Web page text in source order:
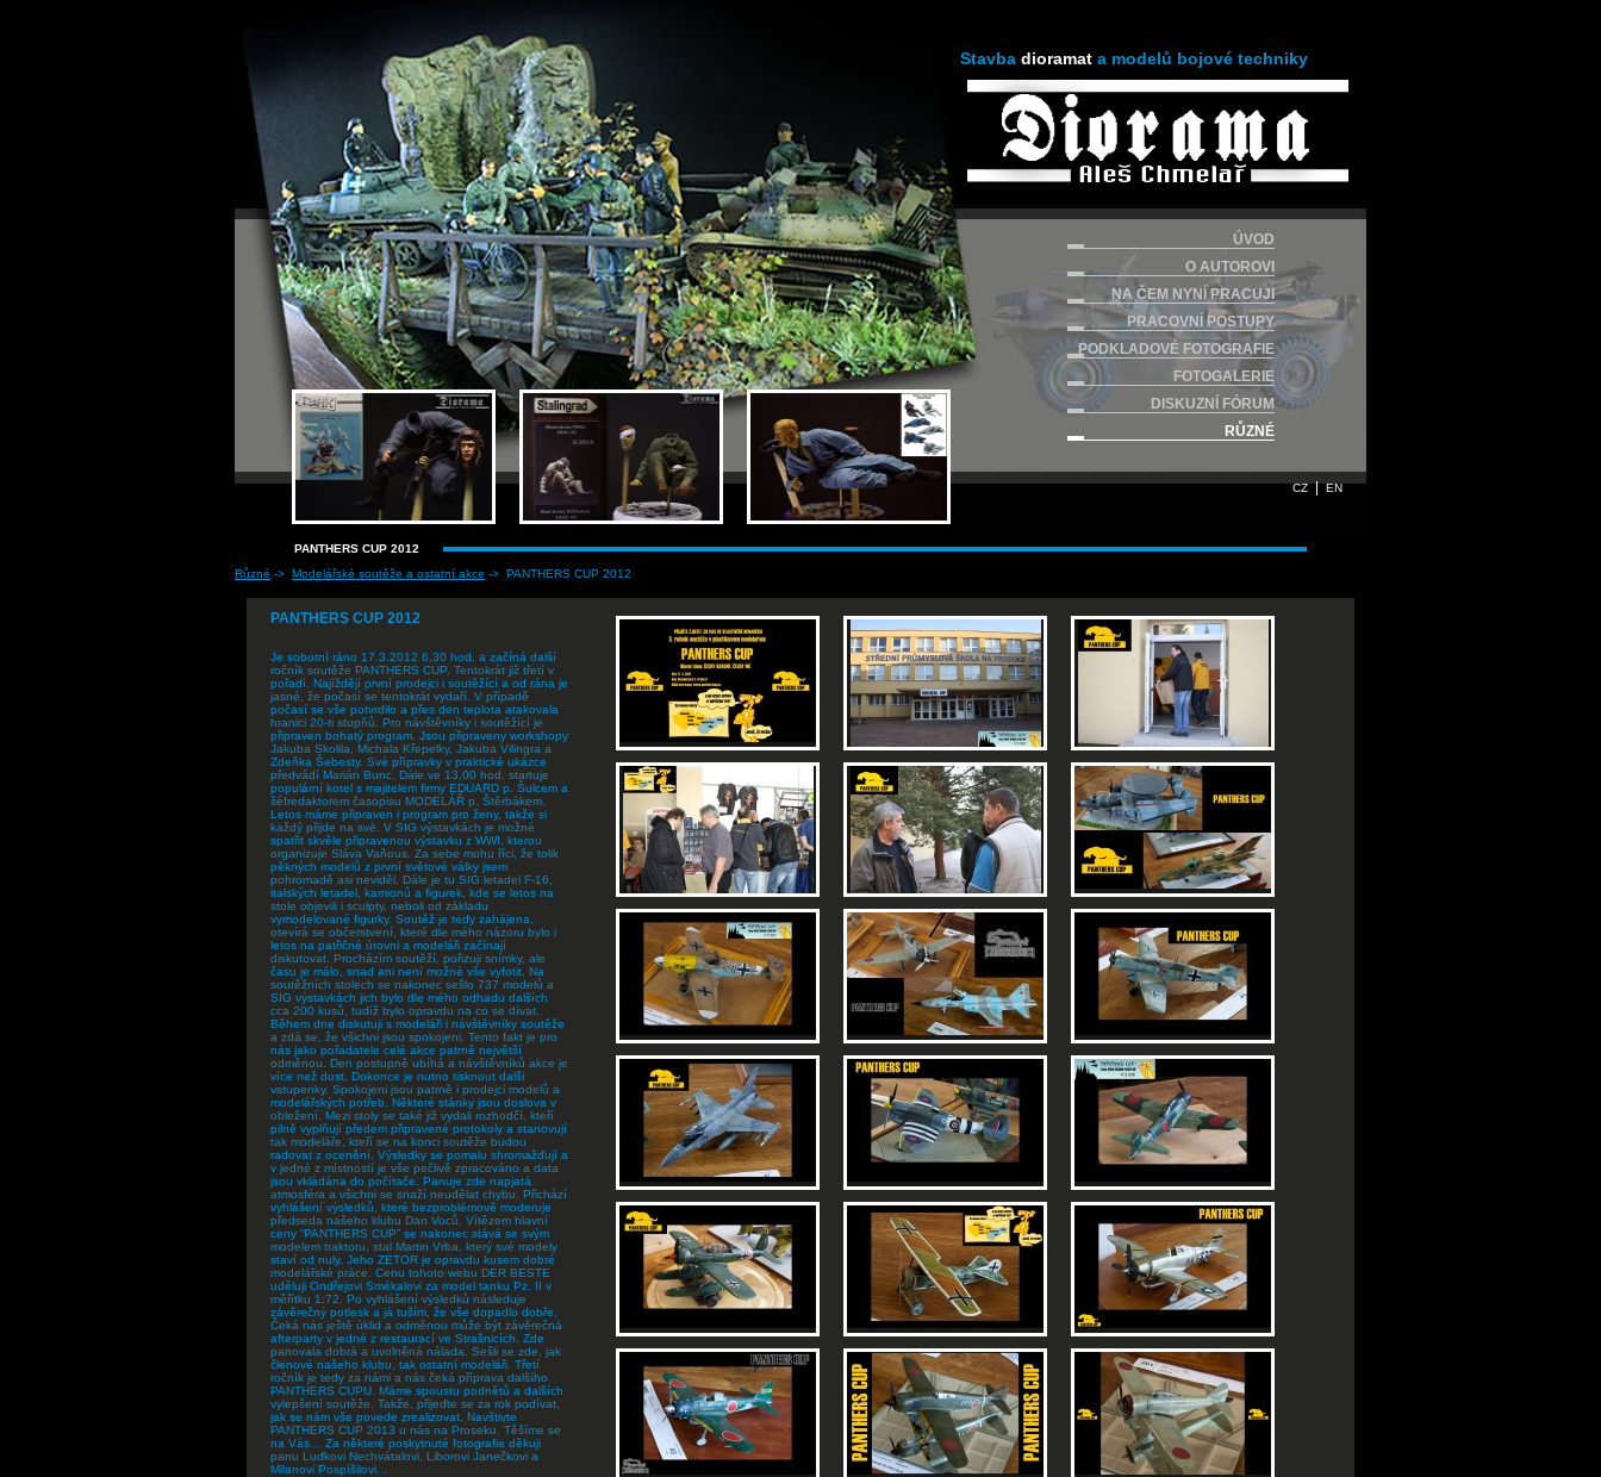
Stavba dioramat a modelů bojové techniky
ÚVOD
O AUTOROVI
NA ČEM NYNÍ PRACUJI
PRACOVNÍ POSTUPY
PODKLADOVÉ FOTOGRAFIE
FOTOGALERIE
DISKUZNÍ FÓRUM
RŮZNÉ
CZ|EN
PANTHERS CUP 2012
Různé -> Modelářské soutěže a ostatní akce -> PANTHERS CUP 2012
PANTHERS CUP 2012
Je sobotní ráno 17.3.2012 6,30 hod. a začíná další
ročník soutěže PANTHERS CUP. Tentokrát již třetí v
pořadí. Najíždějí první prodejci i soutěžící a od rána je
jasné, že počasí se tentokrát vydaří. V případě
počasí se vše potvrdilo a přes den teplota atakovala
hranici 20-ti stupňů. Pro návštěvníky i soutěžící je
připraven bohatý program. Jsou připraveny workshopy
Jakuba Skolila, Michala Křepelky, Jakuba Vilingra a
Zdeňka Šebesty. Své přípravky v praktické ukázce
předvádí Marián Bunc. Dále ve 13,00 hod. startuje
populární kotel s majitelem firmy EDUARD p. Šulcem a
šéfredaktorem časopisu MODELÁŘ p. Štěrbákem.
Letos máme připraven i program pro ženy, takže si
každý přijde na své. V SIG výstavkách je možné
spatřit skvěle připravenou výstavku z WWI, kterou
organizuje Sláva Vaňous. Za sebe mohu říci, že tolik
pěkných modelů z první světové války jsem
pohromadě asi neviděl. Dále je tu SIG letadel F-16,
italských letadel, kamionů a figurek, kde se letos na
stole objevili i sculpty, neboli od základu
vymodelované figurky. Soutěž je tedy zahájena,
otevírá se občerstvení, které dle mého názoru bylo i
letos na patřičné úrovni a modeláři začínají
diskutovat. Procházím soutěží, pořizuji snímky, ale
času je málo, snad ani není možné vše vyfotit. Na
soutěžních stolech se nakonec sešlo 737 modelů a
SIG výstavkách jich bylo dle mého odhadu dalších
cca 200 kusů, tudíž bylo opravdu na co se dívat.
Během dne diskutuji s modeláři i návštěvníky soutěže
a zdá se, že všichni jsou spokojeni. Tento fakt je pro
nás jako pořadatele celé akce patrně největší
odměnou. Den postupně ubíhá a návštěvníků akce je
více než dost. Dokonce je nutno tisknout další
vstupenky. Spokojeni jsou patrně i prodejci modelů a
modelářských potřeb. Některé stánky jsou doslova v
obležení. Mezi stoly se také již vydali rozhodčí, kteří
pilně vyplňují předem připravené protokoly a stanovují
tak modeláře, kteří se na konci soutěže budou
radovat z ocenění. Výsledky se pomalu shromažďují a
v jedné z místností je vše pečlivě zpracováno a data
jsou vkládána do počítače. Panuje zde napjatá
atmosféra a všichni se snaží neudělat chybu. Přichází
vyhlášení výsledků, které bezproblémově moderuje
předseda našeho klubu Dan Voců. Vítězem hlavní
ceny “PANTHERS CUP” se nakonec stává se svým
modelem traktoru, stal Martin Vrba, který své modely
staví od nuly. Jeho ZETOR je opravdu kusem dobré
modelářské práce. Cenu tohoto webu DER BESTE
uděluji Ondřejovi Smékalovi za model tanku Pz. II v
měřítku 1:72. Po vyhlášení výsledků následuje
závěrečný potlesk a já tuším, že vše dopadlo dobře.
Čeká nás ještě úklid a odměnou může být závěrečná
afterparty v jedné z restaurací ve Strašnicích. Zde
panovala dobrá a uvolněná nálada. Sešli se zde, jak
členové našeho klubu, tak ostatní modeláři. Třetí
ročník je tedy za námi a nás čeká příprava dalšího
PANTHERS CUPU. Máme spoustu podnětů a dalších
vylepšení soutěže. Takže, přijeďte se za rok podívat,
jak se nám vše povede zrealizovat. Navštivte
PANTHERS CUP 2013 u nás na Proseku. Těšíme se
na Vás… Za některé poskytnuté fotografie děkuji
panu Luďkovi Nechvátalovi, Liborovi Janečkovi a
Milanovi Pospíšilovi...